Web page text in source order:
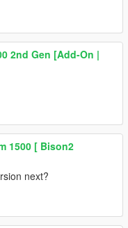
2nd Gen [Add-On |
1500 [ Bison2
next?